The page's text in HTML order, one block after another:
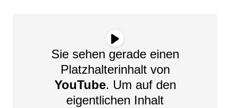
Sie sehen gerade einen
Platzhalterinhalt von
YouTube. Um auf den
eigentlichen Inhalt